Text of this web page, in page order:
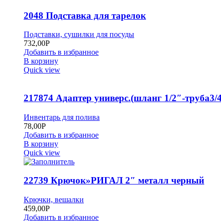
2048 Подставка для тарелок
Подставки, сушилки для посуды
732,00Р
Добавить в избранное
В корзину
Quick view
217874 Адаптер универс.(шланг 1/2″-труба3/
Инвентарь для полива
78,00Р
Добавить в избранное
В корзину
Quick view
22739 Крючок»РИГАЛ 2″ металл черный
Крючки, вешалки
459,00Р
Добавить в избранное